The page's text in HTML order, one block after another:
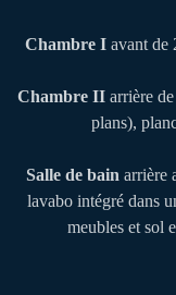
Chambre Iavant de
Chambre II arrière
plans),
Salle de bain arrière
lavabo intégré dans
meubles et sol